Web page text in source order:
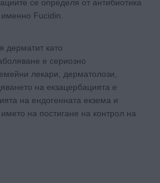
се определя от антибиотика
Fucidin.
дерматит като
е сериозно
лекари, дерматолози,
на екзацербацията е
на ендогенната екзема и
на постигане на контрол на